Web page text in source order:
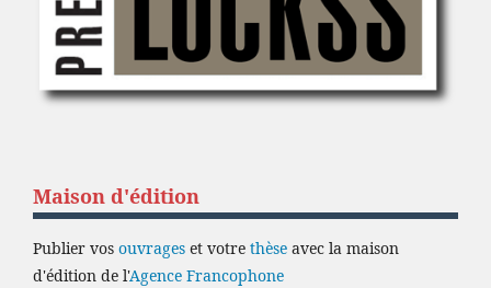
Maison d'édition
Publier vos ouvrages et votre thèse avec la maison
d'édition de l'Agence Francophone